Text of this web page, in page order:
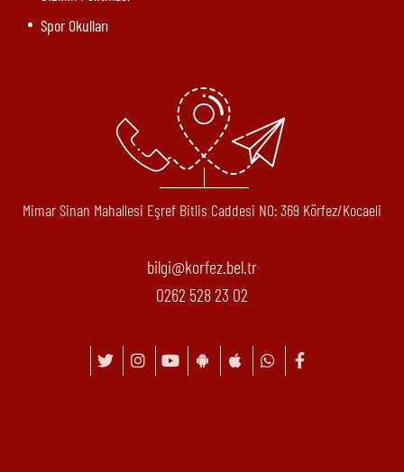
Spor Okulları
Mimar Sinan Mahallesi Eşref Bitlis Caddesi N0: 369 Körfez/Kocaeli
bilgi@korfez.bel.tr
0262 528 23 02